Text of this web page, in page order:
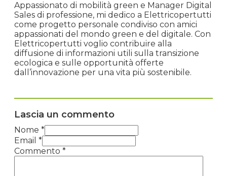
Appassionato di mobilità green e Manager Digital
Sales di professione, mi dedico a Elettricopertutti
come progetto personale condiviso con amici
appassionati del mondo green e del digitale. Con
Elettricopertutti voglio contribuire alla
diffusione di informazioni utili sulla transizione
ecologica e sulle opportunità offerte
dall’innovazione per una vita più sostenibile.
Lascia un commento
Nome *
Email *
Commento *